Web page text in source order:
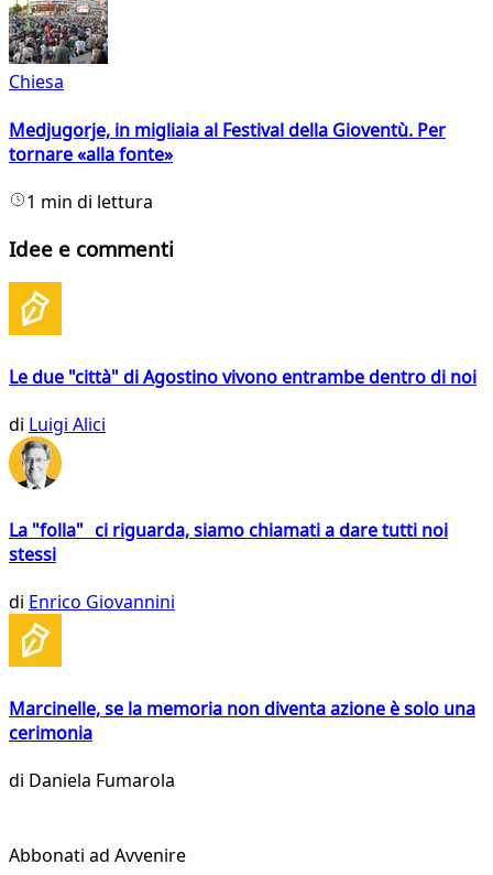
Chiesa
Medjugorje, in migliaia al Festival della Gioventù. Per
tornare «alla fonte»
1 min di lettura
Idee e commenti
Le due "città" di Agostino vivono entrambe dentro di noi
di Luigi Alici
La "folla" ci riguarda, siamo chiamati a dare tutti noi
stessi
di Enrico Giovannini
Marcinelle, se la memoria non diventa azione è solo una
cerimonia
di Daniela Fumarola
Abbonati ad Avvenire